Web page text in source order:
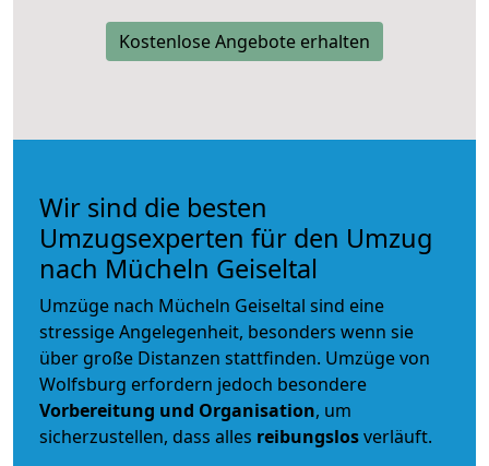
Kostenlose Angebote erhalten
Wir sind die besten
Umzugsexperten für den Umzug
nach Mücheln Geiseltal
Umzüge nach Mücheln Geiseltal sind eine
stressige Angelegenheit, besonders wenn sie
über große Distanzen stattfinden. Umzüge von
Wolfsburg erfordern jedoch besondere
Vorbereitung und Organisation, um
sicherzustellen, dass alles reibungslosverläuft.